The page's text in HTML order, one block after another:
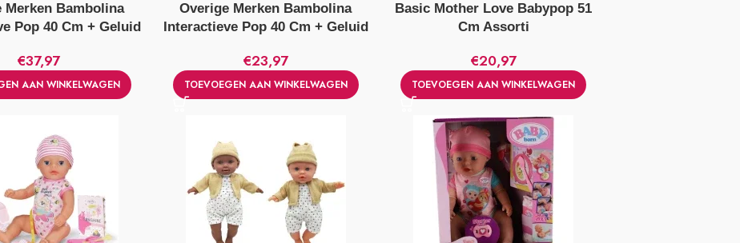
Merken Bambolina
Pop 40 Cm + Geluid
€37,97
AAN WINKELWAGEN
Overige Merken Bambolina
Interactieve Pop 40 Cm + Geluid
€23,97
TOEVOEGEN AAN WINKELWAGEN
Basic Mother Love Babypop 51
Cm Assorti
€20,97
TOEVOEGEN AAN WINKELWAGEN